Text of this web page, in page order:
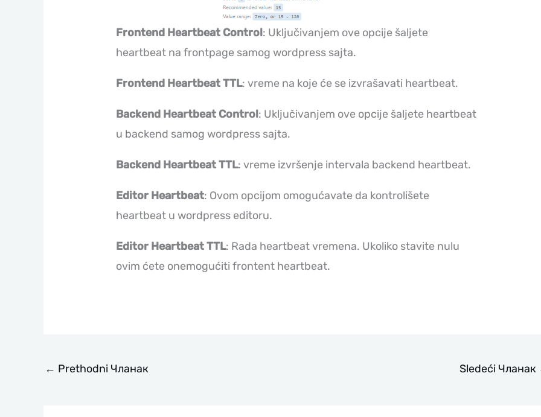
Frontend Heartbeat Control: Uključivanjem ove opcije šaljete
heartbeat na frontpage samog wordpress sajta.
Frontend Heartbeat TTL: vreme na koje će se izvrašavati heartbeat.
Backend Heartbeat Control: Uključivanjem ove opcije šaljete heartbeat
u backend samog wordpress sajta.
Backend Heartbeat TTL: vreme izvršenje intervala backend heartbeat.
Editor Heartbeat: Ovom opcijom omogućavate da kontrolišete
heartbeat u wordpress editoru.
Editor Heartbeat TTL: Rada heartbeat vremena. Ukoliko stavite nulu
ovim ćete onemogućiti frontent heartbeat.
← Prethodni Чланак Sledeći Чланак